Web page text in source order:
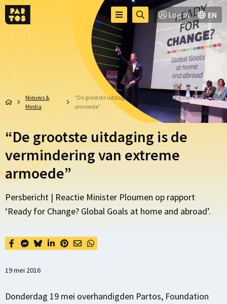
Toggle
menu
Menu
naar
zoekpagina
Log in EN
Nieuws &
Media
“De grootste uitdaging is de vermindering van extreme
armoede”
“De grootste uitdaging is de
vermindering van extreme
armoede”
Persbericht | Reactie Minister Ploumen op rapport
‘Ready for Change? Global Goals at home and abroad’.
19 mei 2016
Donderdag 19 mei overhandigden Partos, Foundation